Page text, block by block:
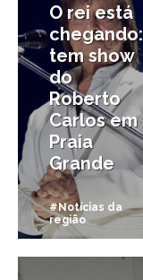
O rei está
chegando:
tem show
do
Roberto
Carlos em
Praia
Grande
#Notícias da
região
21/01/2016